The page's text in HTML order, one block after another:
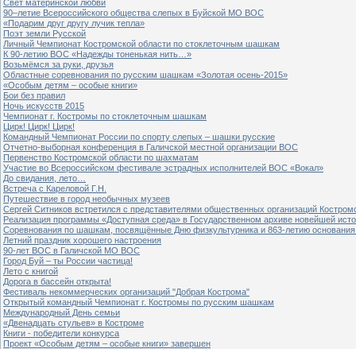
Свет материнской любви
90–летие Всероссийского общества слепых в Буйской МО ВОС
«Подарим друг другу лучик тепла»
Поэт земли Русской
Личный Чемпионат Костромской области по стоклеточным шашкам
К 90-летию ВОС «Надежды тоненькая нить…»
Возьмёмся за руки, друзья
Областные соревнования по русским шашкам «Золотая осень-2015»
«Особым детям – особые книги»
Бои без правил
Ночь искусств 2015
Чемпионат г. Костромы по стоклеточным шашкам
Цирк! Цирк! Цирк!
Командный Чемпионат России по спорту слепых – шашки русские
Отчетно-выборная конференция в Галичской местной организации ВОС
Первенство Костромской области по шахматам
Участие во Всероссийском фестивале эстрадных исполнителей ВОС «Вокал»
До свидания, лето…
Встреча с Кареловой Г.Н.
Путешествие в город необычных музеев
Сергей Ситников встретился с представителями общественных организаций
Реализация программы «Доступная среда» в Государственном архиве новейшей
Соревнования по шашкам, посвящённые Дню физкультурника и 863-летию основания
Летний праздник хорошего настроения
90-лет ВОС в Галичской МО ВОС
Город Буй – ты России частица!
Лето с книгой
Дорога в бассейн открыта!
Фестиваль некоммерческих организаций "Добрая Кострома"
Открытый командный Чемпионат г. Костромы по русским шашкам
Международный День семьи
«Двенадцать стульев» в Костроме
Книги - победители конкурса
Проект «Особым детям – особые книги» завершен